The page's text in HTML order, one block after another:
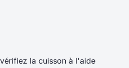
la cuisson à l'aide